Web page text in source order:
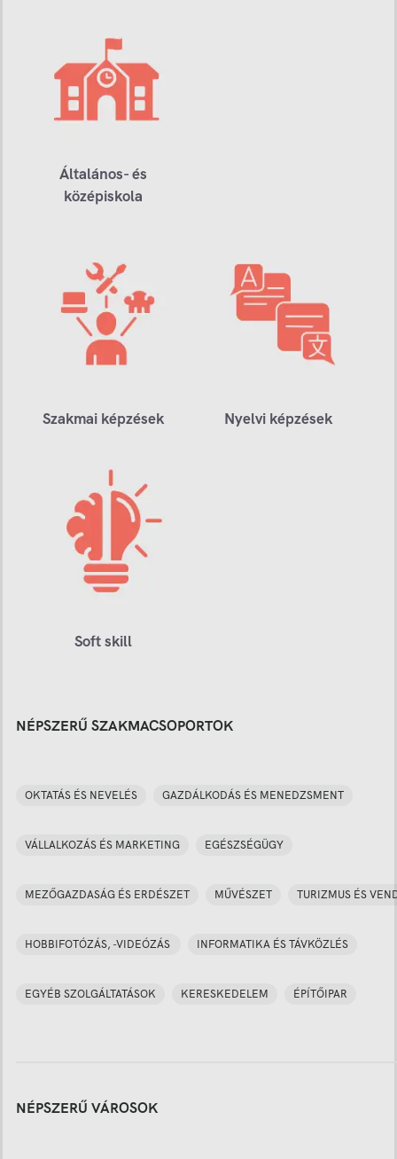
Általános- és
középiskola
Szakmai képzések Nyelvi képzések
Soft skill
NÉPSZERŰ SZAKMACSOPORTOK
OKTATÁS ÉS NEVELÉS GAZDÁLKODÁS ÉS MENEDZSMENT
VÁLLALKOZÁS ÉS MARKETING EGÉSZSÉGÜGY
MEZŐGAZDASÁG ÉS ERDÉSZET MŰVÉSZET TURIZMUS ÉS
HOBBIFOTÓZÁS, -VIDEÓZÁS INFORMATIKA ÉS TÁVKÖZLÉS
EGYÉB SZOLGÁLTATÁSOK KERESKEDELEM ÉPÍTŐIPAR
NÉPSZERŰ VÁROSOK